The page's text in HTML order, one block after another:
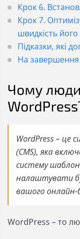
Крок 6.
Крок 7.
швидкість
Підказки, які
На завершення
Чому
WordPress – це
(CMS), яка
систему
налаштувати
вашого онлайн-
WordPress – то